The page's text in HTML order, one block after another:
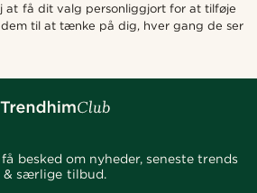
at få dit valg personliggjort for at tilføje
til at tænke på dig, hver gang de ser
besked om nyheder, seneste trends
& særlige tilbud.